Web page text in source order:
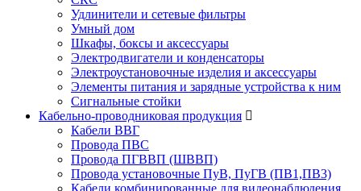
Удлинители и сетевые фильтры
Умный дом
Шкафы, боксы и аксессуары
Электродвигатели и конденсаторы
Электроустановочные изделия и аксессуары
Элементы питания и зарядные устройства к ним
Сигнальные стойки
Кабельно-проводниковая продукция
Кабели ВВГ
Провода ПВС
Провода ПГВВП (ШВВП)
Провода установочные ПуВ, ПуГВ (ПВ1,ПВ3)
Кабели комбинированные для видеонаблюдения